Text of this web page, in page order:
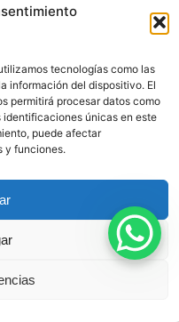
tecnologías como las
información del dispositivo. El
permitirá procesar datos como
únicas en este
puede afectar
y funciones.
Caso
una trama de
que
de
320 CP).
y
alcalde,